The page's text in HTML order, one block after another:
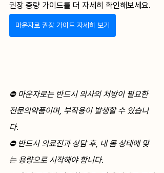
권장 증량 가이드를 더 자세히 확인해보세요.
마운자로 권장 가이드 자세히 보기
⛔️ 마운자로는 반드시 의사의 처방이 필요한
전문의약품이며, 부작용이 발생할 수 있습니
다.
⛔️ 반드시 의료진과 상담 후, 내 몸 상태에 맞
는 용량으로 시작해야 합니다.